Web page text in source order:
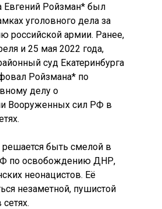
Евгений Ройзман* был
уголовного дела за
российской армии. Ранее,
и 25 мая 2022 года,
суд Екатеринбурга
Ройзмана* по
делу о
Вооруженных сил РФ в
быть смелой в
по освобождению ДНР,
неонацистов. Её
незаметной, пушистой